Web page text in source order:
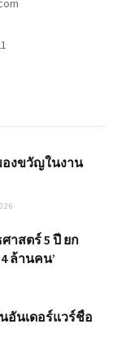
องขวัญในงาน
าสตร์ 5 ปี ยก
ล้านคน’
อันเดอร์แวร์ชื่อ